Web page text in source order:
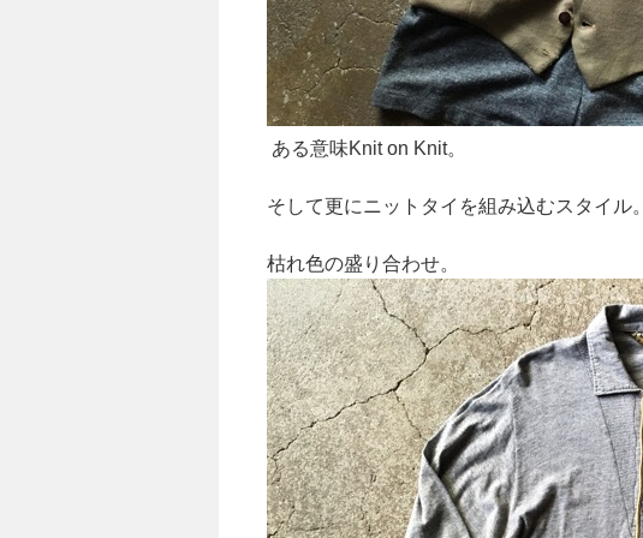
ある意味Knit on Knit。
そして更にニットタイを組み込むスタイル。
枯れ色の盛り合わせ。